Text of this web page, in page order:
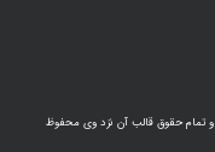
آن نزد وی محفوظ